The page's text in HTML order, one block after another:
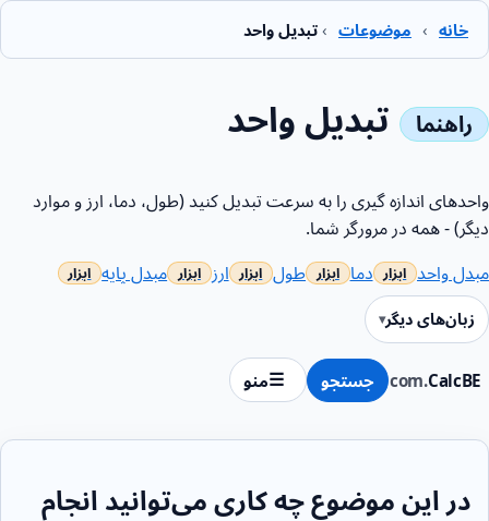
خانه › موضوعات › تبدیل واحد
CalcBE
.com جستجو منو
تبدیل واحد
واحدهای اندازه گیری را به سرعت تبدیل کنید (طول، دما، ارز و موارد
دیگر) - همه در مرورگر شما.
مبدل واحد
دما طول ارز مبدل پایه
زبان‌های دیگر
در این موضوع چه کاری می‌توانید انجام